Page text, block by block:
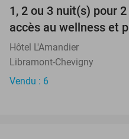
TODAY
1, 2 ou 3 nuit(s) pour
accès au wellness et
Hôtel L'Amandier
Libramont-Chevigny
Vendu : 6